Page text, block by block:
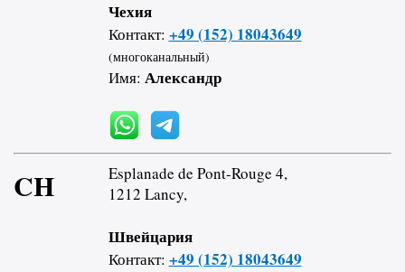
Чехия
Контакт: +49 (152) 18043649
(многоканальный)
Имя: Александр
CH
Esplanade de Pont-Rouge 4,
1212 Lancy,
Швейцария
Контакт: +49 (152) 18043649